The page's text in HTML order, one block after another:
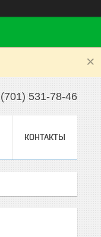
531-78-46
КОНТАКТЫ